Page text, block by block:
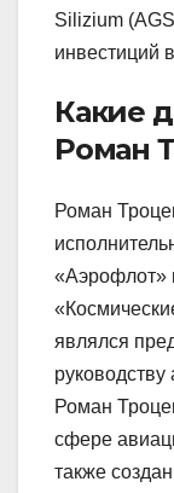
Silizium
инвестиций
Какие
Роман
Роман
«Аэрофлот»
являлся
Роман
сфере
также